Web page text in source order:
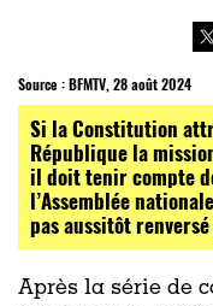
Source :BFMTV, 28 août 2024
Si la Constitution
République la
il doit tenir compte
l’Assemblée
pas aussitôt
Après la série de